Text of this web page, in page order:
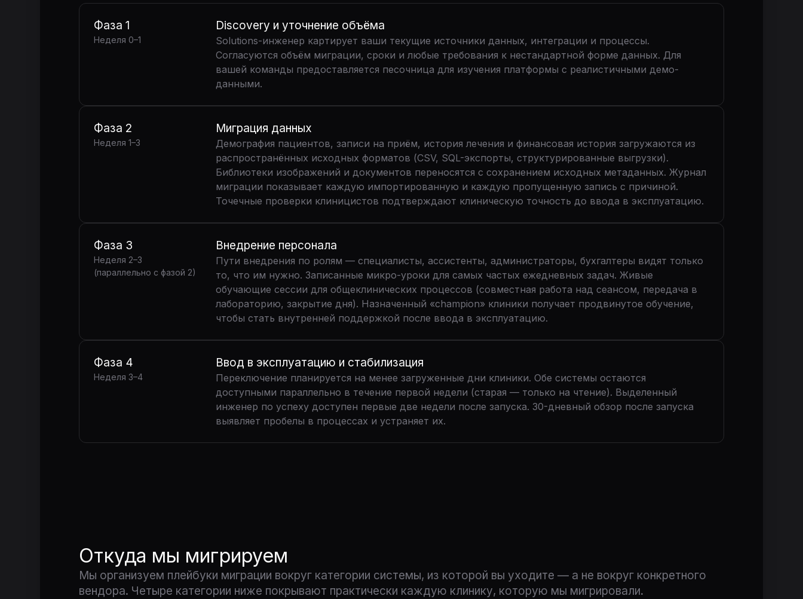
Фаза 1
Неделя 0–1
Discovery и уточнение объёма
Solutions-инженер картирует ваши текущие источники данных, интеграции и процессы.
Согласуются объём миграции, сроки и любые требования к нестандартной форме данных. Для
вашей команды предоставляется песочница для изучения платформы с реалистичными демо-
данными.
Фаза 2
Неделя 1–3
Миграция данных
Демография пациентов, записи на приём, история лечения и финансовая история загружаются из
распространённых исходных форматов (CSV, SQL-экспорты, структурированные выгрузки).
Библиотеки изображений и документов переносятся с сохранением исходных метаданных. Журнал
миграции показывает каждую импортированную и каждую пропущенную запись с причиной.
Точечные проверки клиницистов подтверждают клиническую точность до ввода в эксплуатацию.
Фаза 3
Неделя 2–3
(параллельно с фазой 2)
Внедрение персонала
Пути внедрения по ролям — специалисты, ассистенты, администраторы, бухгалтеры видят только
то, что им нужно. Записанные микро-уроки для самых частых ежедневных задач. Живые
обучающие сессии для общеклинических процессов (совместная работа над сеансом, передача в
лабораторию, закрытие дня). Назначенный «champion» клиники получает продвинутое обучение,
чтобы стать внутренней поддержкой после ввода в эксплуатацию.
Фаза 4
Неделя 3–4
Ввод в эксплуатацию и стабилизация
Переключение планируется на менее загруженные дни клиники. Обе системы остаются
доступными параллельно в течение первой недели (старая — только на чтение). Выделенный
инженер по успеху доступен первые две недели после запуска. 30-дневный обзор после запуска
выявляет пробелы в процессах и устраняет их.
Откуда мы мигрируем
Мы организуем плейбуки миграции вокруг категории системы, из которой вы уходите — а не вокруг конкретного
вендора. Четыре категории ниже покрывают практически каждую клинику, которую мы мигрировали.